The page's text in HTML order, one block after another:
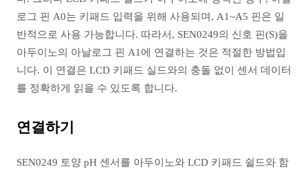
로그 핀 A0는 키패드 입력을 위해 사용되며, A1~A5 핀은 일
반적으로 사용 가능합니다. 따라서, SEN0249의 신호 핀(S)을
아두이노의 아날로그 핀 A1에 연결하는 것은 적절한 방법입
니다. 이 연결은 LCD 키패드 실드와의 충돌 없이 센서 데이터
를 정확하게 읽을 수 있도록 합니다.
연결하기
SEN0249 토양 pH 센서를 아두이노와 LCD 키패드 쉴드와 함